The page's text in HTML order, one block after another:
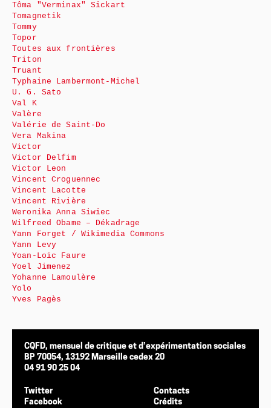
Tôma "Verminax" Sickart
Tomagnetik
Tommy
Topor
Toutes aux frontières
Triton
Truant
Typhaine Lambermont-Michel
U. G. Sato
Val K
Valère
Valérie de Saint-Do
Vera Makina
Victor
Victor Delfim
Victor Leon
Vincent Croguennec
Vincent Lacotte
Vincent Rivière
Weronika Anna Siwiec
Wilfreed Obame – Dékadrage
Yann Forget / Wikimedia Commons
Yann Levy
Yoan-Loïc Faure
Yoel Jimenez
Yohanne Lamoulère
Yolo
Yves Pagès
CQFD, mensuel de critique et d’expérimentation sociales
BP 70054, 13192 Marseille cedex 20
04 91 90 25 04
Twitter
Facebook
Contacts
Crédits